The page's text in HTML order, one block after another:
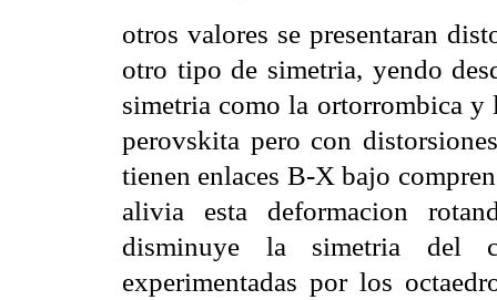
otros valores se presentaran
otro tipo de simetria, yendo
simetria como la ortorrombica y
perovskita pero con
tienen enlaces B-X bajo
alivia esta deformacion
disminuye la simetria del
experimentadas por los